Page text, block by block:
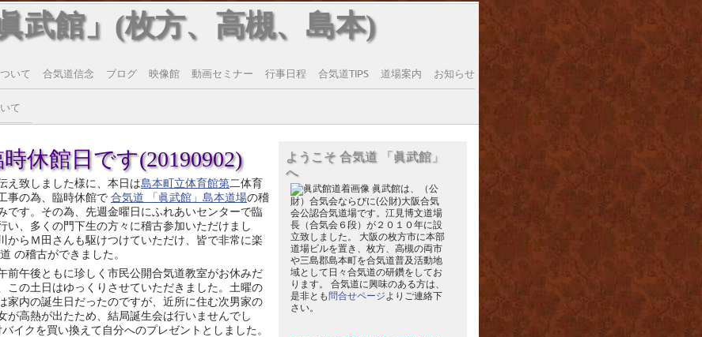
武館」(枚方、高槻、島本)
いて 合気道信念 ブログ 映像館 動画セミナー 行事日程 合気道TIPS 道場案内 お知らせ
て
休館日です(20190902)
え致しました様に、本日は島本町立体育館第二体育
事の為、臨時休館で 合気道 「眞武館」島本道場の稽
です。その為、先週金曜日にふれあいセンターで臨
い、多くの門下生の方々に稽古参加いただけまし
からＭ田さんも駆けつけていただけ、皆で非常に楽
の稽古ができました。
前午後ともに珍しく市民公開合気道教室がお休みだ
この土日はゆっくりさせていただきました。土曜の
家内の誕生日だったのですが、近所に住む次男家の
が高熱が出たため、結局誕生会は行いませんでし
イクを買い換えて自分へのプレゼントとしました。
ようこそ 合気道 「眞武館」
へ
眞武館は、（公
財）合気会ならびに(公財)大阪合気
会公認合気道場です。江見博文道場
長（合気会６段）が２０１０年に設
立致しました。 大阪の枚方市に本部
道場ビルを置き、枚方、高槻の両市
や三島郡島本町を合気道普及活動地
域として日々合気道の研鑽をしてお
ります。 合気道に興味のある方は、
是非とも 問合せページよりご連絡下
さい。